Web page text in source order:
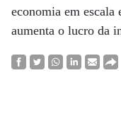
economia em
aumenta o lucro da